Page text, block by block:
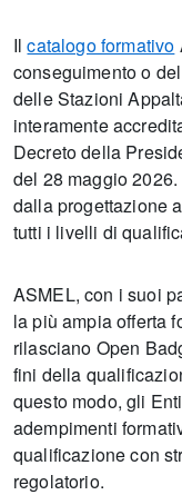
Ilcatalogo formativo
conseguimento o
delle Stazioni
interamente
Decreto della
del 28 maggio
dalla progettazione
tutti i livelli di
ASMEL, con i suoi
la più ampia offerta
rilasciano Open
fini della
questo modo, gli
adempimenti
qualificazione con
regolatorio.